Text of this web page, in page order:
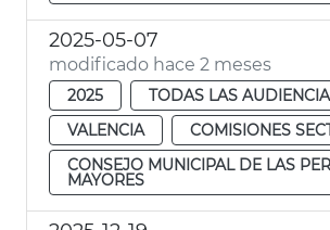
2025-05-07
modificado hace 2 meses
2025
TODAS LAS
VALENCIA
COMISIONES
CONSEJO MUNICIPAL DE LAS
MAYORES